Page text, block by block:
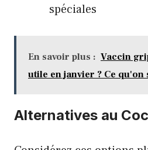
spéciales
En savoir plus : Vaccin
utile en janvier ? Ce qu'on
Alternatives au